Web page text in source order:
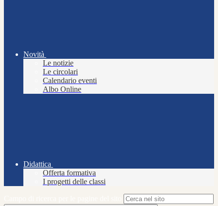
Novità
Le notizie
Le circolari
Calendario eventi
Albo Online
Didattica
Offerta formativa
I progetti delle classi